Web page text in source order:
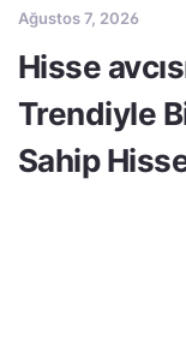
Ağustos 7, 2026
Hisse
Trendiyle
Sahip